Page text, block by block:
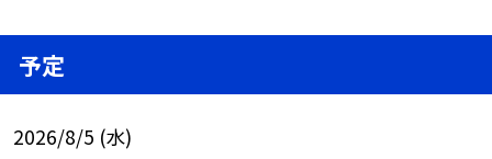
予定
2026/8/5 (水)